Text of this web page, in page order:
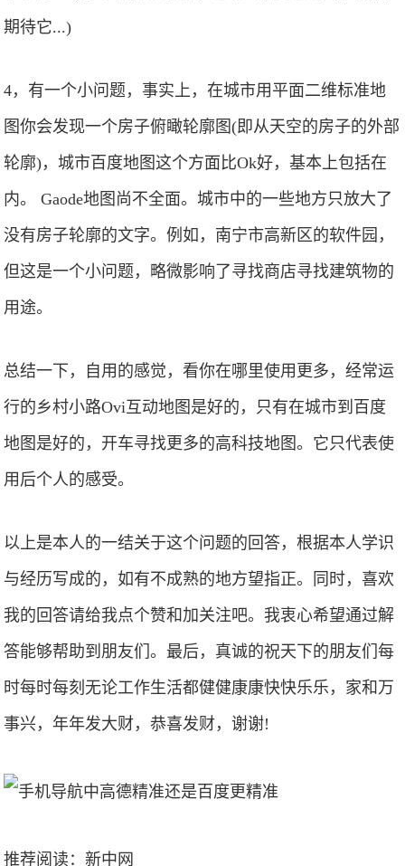
期待它...)
4，有一个小问题，事实上，在城市用平面二维标准地
图你会发现一个房子俯瞰轮廓图(即从天空的房子的外部
轮廓)，城市百度地图这个方面比Ok好，基本上包括在
内。 Gaode地图尚不全面。城市中的一些地方只放大了
没有房子轮廓的文字。例如，南宁市高新区的软件园，
但这是一个小问题，略微影响了寻找商店寻找建筑物的
用途。
总结一下，自用的感觉，看你在哪里使用更多，经常运
行的乡村小路Ovi互动地图是好的，只有在城市到百度
地图是好的，开车寻找更多的高科技地图。它只代表使
用后个人的感受。
以上是本人的一结关于这个问题的回答，根据本人学识
与经历写成的，如有不成熟的地方望指正。同时，喜欢
我的回答请给我点个赞和加关注吧。我衷心希望通过解
答能够帮助到朋友们。最后，真诚的祝天下的朋友们每
时每时每刻无论工作生活都健健康康快快乐乐，家和万
事兴，年年发大财，恭喜发财，谢谢!
推荐阅读：新中网